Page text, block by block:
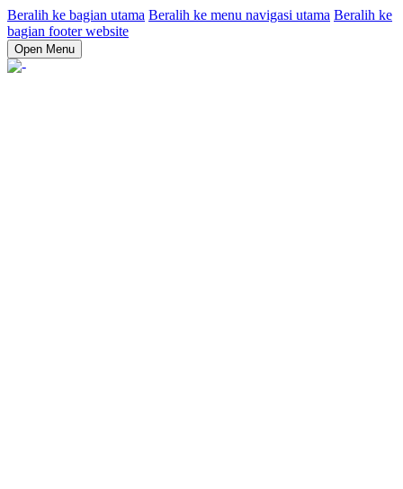
Beralih ke bagian utama Beralih ke menu navigasi utama Beralih ke
bagian footer website
Open Menu